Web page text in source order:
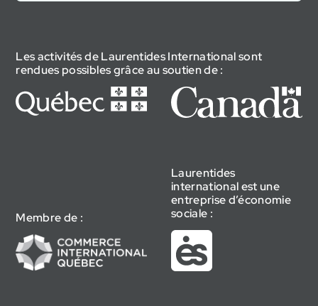
Les activités de Laurentides International sont
rendues possibles grâce au soutien de :
Membre de :
Laurentides
international est une
entreprise d’économie
sociale :